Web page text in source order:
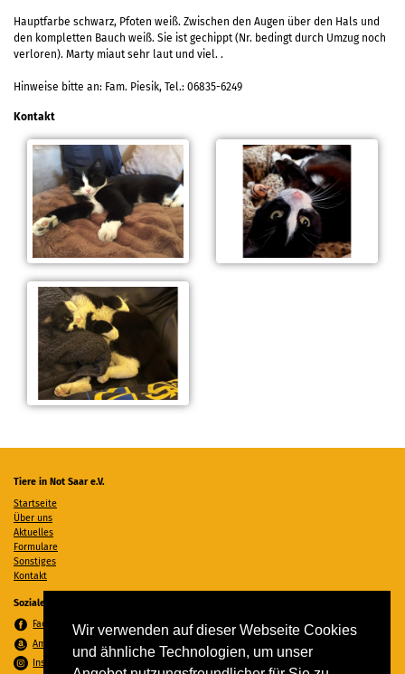
Wir verwenden auf dieser Webseite Cookies
und ähnliche Technologien, um unser
Hauptfarbe schwarz, Pfoten weiß. Zwischen den Augen über den Hals und
den kompletten Bauch weiß. Sie ist gechippt (Nr. bedingt durch Umzug noch
verloren). Marty miaut sehr laut und viel. .
Hinweise bitte an: Fam. Piesik, Tel.: 06835-6249
Kontakt
Tiere in Not Saar e.V.
Startseite
Über uns
Aktuelles
Formulare
Sonstiges
Kontakt
Soziale Medien
Facebook
Amazon Wunschzettel
Instagram